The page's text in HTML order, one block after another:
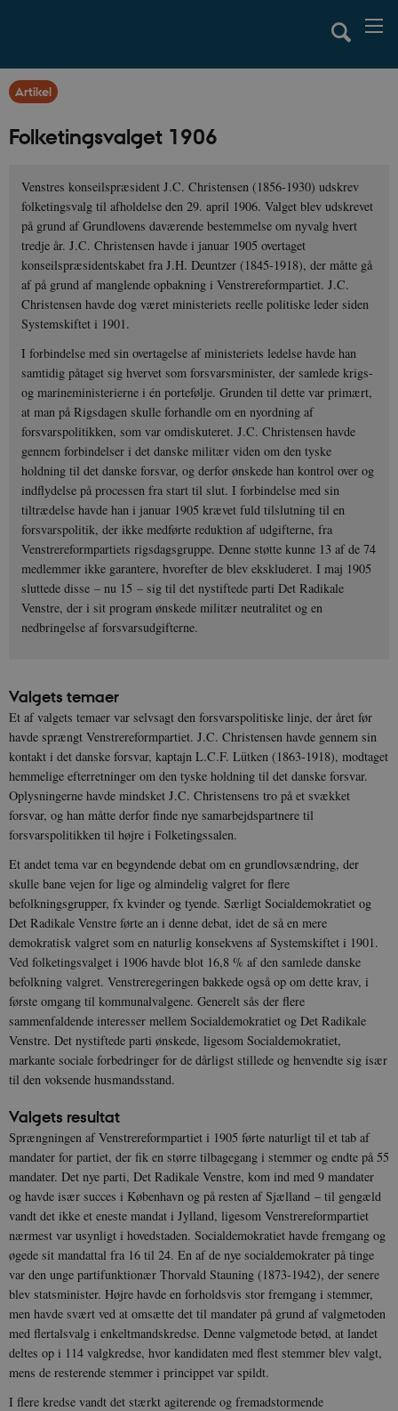
Artikel
Folketingsvalget 1906
Venstres konseilspræsident J.C. Christensen (1856-1930) udskrev
folketingsvalg til afholdelse den 29. april 1906. Valget blev udskrevet
på grund af Grundlovens daværende bestemmelse om nyvalg hvert
tredje år. J.C. Christensen havde i januar 1905 overtaget
konseilspræsidentskabet fra J.H. Deuntzer (1845-1918), der måtte gå
af på grund af manglende opbakning i Venstrereformpartiet. J.C.
Christensen havde dog været ministeriets reelle politiske leder siden
Systemskiftet i 1901.
I forbindelse med sin overtagelse af ministeriets ledelse havde han
samtidig påtaget sig hvervet som forsvarsminister, der samlede krigs-
og marineministerierne i én portefølje. Grunden til dette var primært,
at man på Rigsdagen skulle forhandle om en nyordning af
forsvarspolitikken, som var omdiskuteret. J.C. Christensen havde
gennem forbindelser i det danske militær viden om den tyske
holdning til det danske forsvar, og derfor ønskede han kontrol over og
indflydelse på processen fra start til slut. I forbindelse med sin
tiltrædelse havde han i januar 1905 krævet fuld tilslutning til en
forsvarspolitik, der ikke medførte reduktion af udgifterne, fra
Venstrereformpartiets rigsdagsgruppe. Denne støtte kunne 13 af de 74
medlemmer ikke garantere, hvorefter de blev ekskluderet. I maj 1905
sluttede disse – nu 15 – sig til det nystiftede parti Det Radikale
Venstre, der i sit program ønskede militær neutralitet og en
nedbringelse af forsvarsudgifterne.
Valgets temaer
Et af valgets temaer var selvsagt den forsvarspolitiske linje, der året før
havde sprængt Venstrereformpartiet. J.C. Christensen havde gennem sin
kontakt i det danske forsvar, kaptajn L.C.F. Lütken (1863-1918), modtaget
hemmelige efterretninger om den tyske holdning til det danske forsvar.
Oplysningerne havde mindsket J.C. Christensens tro på et svækket
forsvar, og han måtte derfor finde nye samarbejdspartnere til
forsvarspolitikken til højre i Folketingssalen.
Et andet tema var en begyndende debat om en grundlovsændring, der
skulle bane vejen for lige og almindelig valgret for flere
befolkningsgrupper, fx kvinder og tyende. Særligt Socialdemokratiet og
Det Radikale Venstre førte an i denne debat, idet de så en mere
demokratisk valgret som en naturlig konsekvens af Systemskiftet i 1901.
Ved folketingsvalget i 1906 havde blot 16,8 % af den samlede danske
befolkning valgret. Venstreregeringen bakkede også op om dette krav, i
første omgang til kommunalvalgene. Generelt sås der flere
sammenfaldende interesser mellem Socialdemokratiet og Det Radikale
Venstre. Det nystiftede parti ønskede, ligesom Socialdemokratiet,
markante sociale forbedringer for de dårligst stillede og henvendte sig især
til den voksende husmandsstand.
Valgets resultat
Sprængningen af Venstrereformpartiet i 1905 førte naturligt til et tab af
mandater for partiet, der fik en større tilbagegang i stemmer og endte på 55
mandater. Det nye parti, Det Radikale Venstre, kom ind med 9 mandater
og havde især succes i København og på resten af Sjælland – til gengæld
vandt det ikke et eneste mandat i Jylland, ligesom Venstrereformpartiet
nærmest var usynligt i hovedstaden. Socialdemokratiet havde fremgang og
øgede sit mandattal fra 16 til 24. En af de nye socialdemokrater på tinge
var den unge partifunktionær Thorvald Stauning (1873-1942), der senere
blev statsminister. Højre havde en forholdsvis stor fremgang i stemmer,
men havde svært ved at omsætte det til mandater på grund af valgmetoden
med flertalsvalg i enkeltmandskredse. Denne valgmetode betød, at landet
deltes op i 114 valgkredse, hvor kandidaten med flest stemmer blev valgt,
mens de resterende stemmer i princippet var spildt.
I flere kredse vandt det stærkt agiterende og fremadstormende